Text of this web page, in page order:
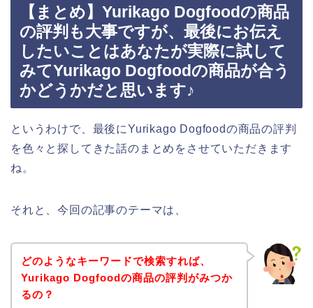
【まとめ】Yurikago Dogfoodの商品
の評判も大事ですが、最後にお伝え
したいことはあなたが実際に試して
みてYurikago Dogfoodの商品が合う
かどうかだと思います♪
というわけで、最後にYurikago Dogfoodの商品の評判
を色々と探してきた話のまとめをさせていただきます
ね。
それと、今回の記事のテーマは、
どのようなキーワードで検索すれば、
Yurikago Dogfoodの商品の評判がみつか
るの？